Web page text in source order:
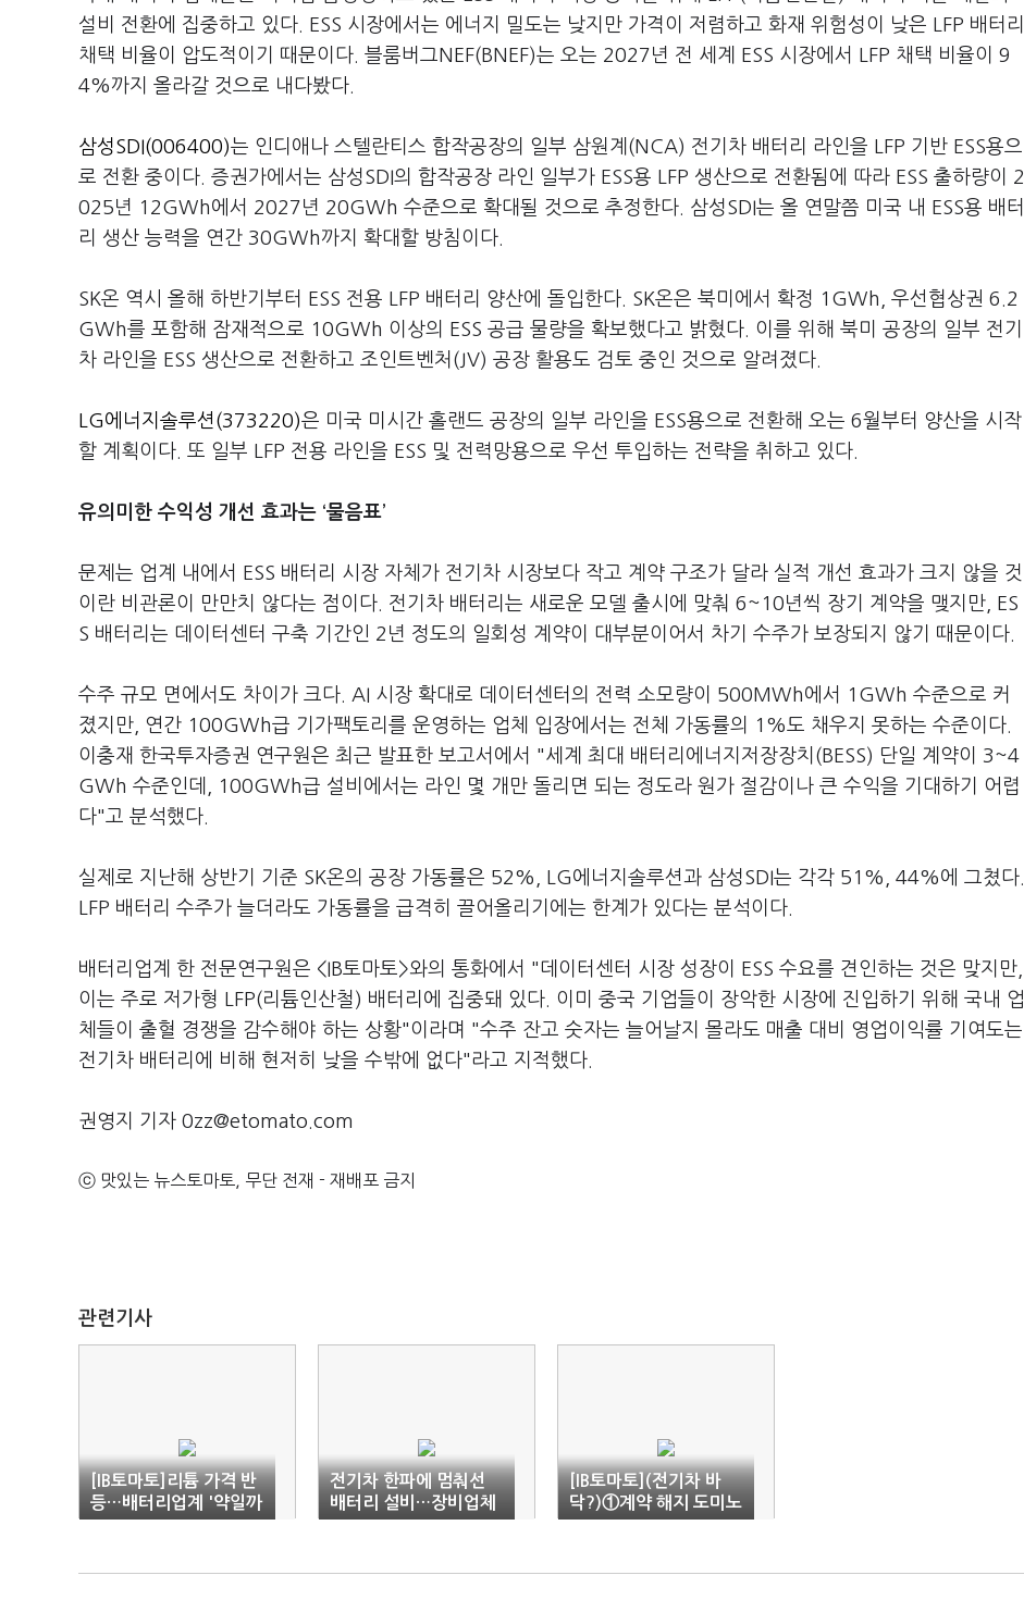
설비 전환에 집중하고 있다. ESS 시장에서는 에너지 밀도는 낮지만 가격이 저렴하고 화재 위험성이 낮은 LFP 배터리
채택 비율이 압도적이기 때문이다. 블룸버그NEF(BNEF)는 오는 2027년 전 세계 ESS 시장에서 LFP 채택 비율이 9
4%까지 올라갈 것으로 내다봤다.
삼성SDI(006400)는 인디애나 스텔란티스 합작공장의 일부 삼원계(NCA) 전기차 배터리 라인을 LFP 기반 ESS용으
로 전환 중이다. 증권가에서는 삼성SDI의 합작공장 라인 일부가 ESS용 LFP 생산으로 전환됨에 따라 ESS 출하량이 2
025년 12GWh에서 2027년 20GWh 수준으로 확대될 것으로 추정한다. 삼성SDI는 올 연말쯤 미국 내 ESS용 배터
리 생산 능력을 연간 30GWh까지 확대할 방침이다.
SK온 역시 올해 하반기부터 ESS 전용 LFP 배터리 양산에 돌입한다. SK온은 북미에서 확정 1GWh, 우선협상권 6.2
GWh를 포함해 잠재적으로 10GWh 이상의 ESS 공급 물량을 확보했다고 밝혔다. 이를 위해 북미 공장의 일부 전기
차 라인을 ESS 생산으로 전환하고 조인트벤처(JV) 공장 활용도 검토 중인 것으로 알려졌다.
LG에너지솔루션(373220)은 미국 미시간 홀랜드 공장의 일부 라인을 ESS용으로 전환해 오는 6월부터 양산을 시작
할 계획이다. 또 일부 LFP 전용 라인을 ESS 및 전력망용으로 우선 투입하는 전략을 취하고 있다.
유의미한 수익성 개선 효과는 ‘물음표’
문제는 업계 내에서 ESS 배터리 시장 자체가 전기차 시장보다 작고 계약 구조가 달라 실적 개선 효과가 크지 않을 것
이란 비관론이 만만치 않다는 점이다. 전기차 배터리는 새로운 모델 출시에 맞춰 6~10년씩 장기 계약을 맺지만, ES
S 배터리는 데이터센터 구축 기간인 2년 정도의 일회성 계약이 대부분이어서 차기 수주가 보장되지 않기 때문이다.
수주 규모 면에서도 차이가 크다. AI 시장 확대로 데이터센터의 전력 소모량이 500MWh에서 1GWh 수준으로 커
졌지만, 연간 100GWh급 기가팩토리를 운영하는 업체 입장에서는 전체 가동률의 1%도 채우지 못하는 수준이다.
이충재 한국투자증권 연구원은 최근 발표한 보고서에서 "세계 최대 배터리에너지저장장치(BESS) 단일 계약이 3~4
GWh 수준인데, 100GWh급 설비에서는 라인 몇 개만 돌리면 되는 정도라 원가 절감이나 큰 수익을 기대하기 어렵
다"고 분석했다.
실제로 지난해 상반기 기준 SK온의 공장 가동률은 52%, LG에너지솔루션과 삼성SDI는 각각 51%, 44%에 그쳤다.
LFP 배터리 수주가 늘더라도 가동률을 급격히 끌어올리기에는 한계가 있다는 분석이다.
배터리업계 한 전문연구원은 <IB토마토>와의 통화에서 "데이터센터 시장 성장이 ESS 수요를 견인하는 것은 맞지만,
이는 주로 저가형 LFP(리튬인산철) 배터리에 집중돼 있다. 이미 중국 기업들이 장악한 시장에 진입하기 위해 국내 업
체들이 출혈 경쟁을 감수해야 하는 상황"이라며 "수주 잔고 숫자는 늘어날지 몰라도 매출 대비 영업이익률 기여도는
전기차 배터리에 비해 현저히 낮을 수밖에 없다"라고 지적했다.
권영지 기자 0zz@etomato.com
ⓒ 맛있는 뉴스토마토, 무단 전재 - 재배포 금지
관련기사
[IB토마토]리튬 가격 반
등…배터리업계 '약일까
독일까'
전기차 한파에 멈춰선
배터리 설비…장비업체
까지 ‘꽁꽁’
[IB토마토](전기차 바
닥?)①계약 해지 도미노
에 멍드는 K-배터리